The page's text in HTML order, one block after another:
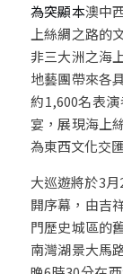
為突顯本澳中
上絲綢之路的
非三大洲之海
地藝團帶來各
約1,600名表
宴，展現海上
為東西文化交
大巡遊將於3
開序幕，由吉
門歷史城區的
南灣湖景大馬